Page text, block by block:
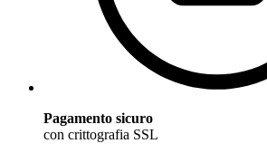
Pagamento sicuro
con crittografia SSL